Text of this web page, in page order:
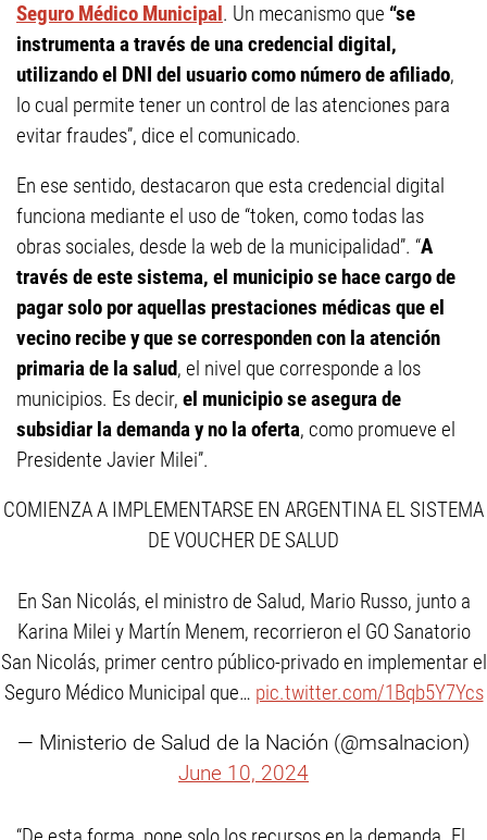
Seguro Médico Municipal. Un mecanismo que “se
instrumenta a través de una credencial digital,
utilizando el DNI del usuario como número de afiliado,
lo cual permite tener un control de las atenciones para
evitar fraudes”, dice el comunicado.
En ese sentido, destacaron que esta credencial digital
funciona mediante el uso de “token, como todas las
obras sociales, desde la web de la municipalidad”. “A
través de este sistema, el municipio se hace cargo de
pagar solo por aquellas prestaciones médicas que el
vecino recibe y que se corresponden con la atención
primaria de la salud, el nivel que corresponde a los
municipios. Es decir, el municipio se asegura de
subsidiar la demanda y no la oferta, como promueve el
Presidente Javier Milei”.
COMIENZA A IMPLEMENTARSE EN ARGENTINA EL SISTEMA
DE VOUCHER DE SALUD
En San Nicolás, el ministro de Salud, Mario Russo, junto a
Karina Milei y Martín Menem, recorrieron el GO Sanatorio
San Nicolás, primer centro público-privado en implementar el
Seguro Médico Municipal que… pic.twitter.com/1Bqb5Y7Ycs
— Ministerio de Salud de la Nación (@msalnacion)
June 10, 2024